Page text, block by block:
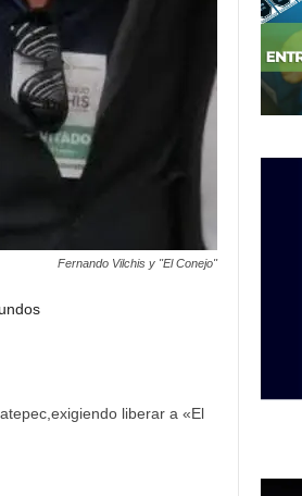
Fernando Vilchis y "El Conejo"
liberar a «El